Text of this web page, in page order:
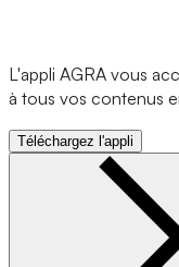
L'appli AGRA vous
à tous vos contenus
Téléchargez l'appli